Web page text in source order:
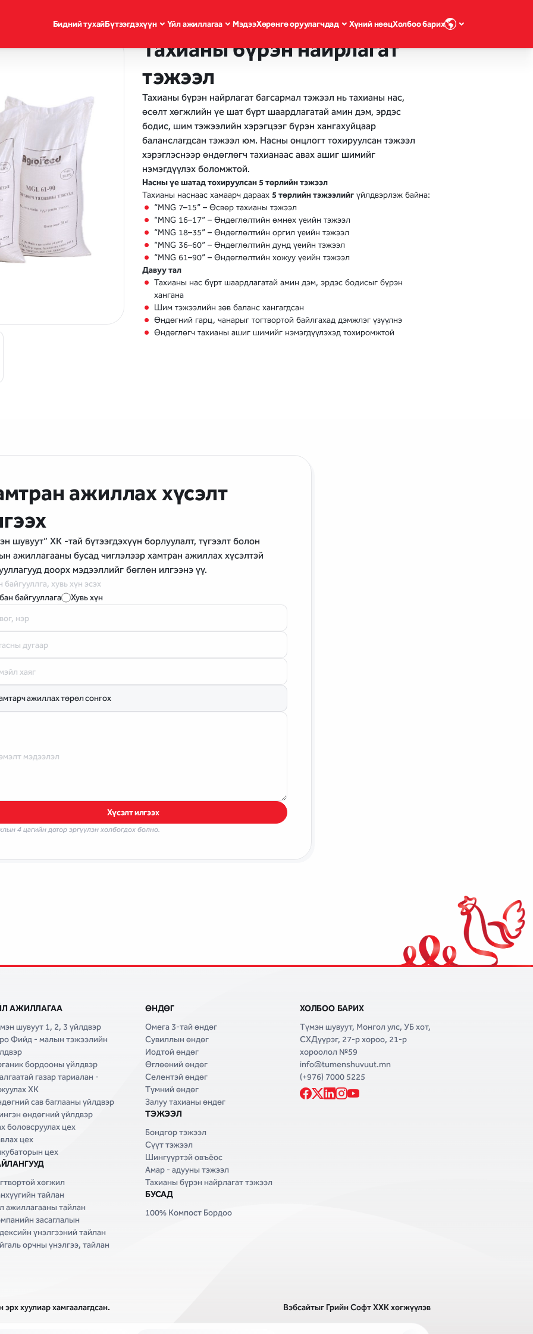
Бидний тухайБүтээгдэхүүн Үйл ажиллагаа МэдээХөрөнгө оруулагчдад Хүний нөөцХолбоо барих
Тахианы бүрэн найрлагат
тэжээл
Тахианы бүрэн найрлагат багсармал тэжээл нь тахианы нас,
өсөлт хөгжлийн үе шат бүрт шаардлагатай амин дэм, эрдэс
бодис, шим тэжээлийн хэрэгцээг бүрэн хангахуйцаар
баланслагдсан тэжээл юм. Насны онцлогт тохируулсан тэжээл
хэрэглэснээр өндөглөгч тахианаас авах ашиг шимийг
нэмэгдүүлэх боломжтой.
Насны үе шатад тохируулсан 5 төрлийн тэжээл
Тахианы наснаас хамаарч дараах 5 төрлийн тэжээлийг үйлдвэрлэж байна:
“MNG 7–15” – Өсвөр тахианы тэжээл
“MNG 16–17” – Өндөглөлтийн өмнөх үеийн тэжээл
“MNG 18–35” – Өндөглөлтийн оргил үеийн тэжээл
“MNG 36–60” – Өндөглөлтийн дунд үеийн тэжээл
“MNG 61–90” – Өндөглөлтийн хожуу үеийн тэжээл
Давуу тал
Тахианы нас бүрт шаардлагатай амин дэм, эрдэс бодисыг бүрэн
хангана
Шим тэжээлийн зөв баланс хангагдсан
Өндөгний гарц, чанарыг тогтвортой байлгахад дэмжлэг үзүүлнэ
Өндөглөгч тахианы ашиг шимийг нэмэгдүүлэхэд тохиромжтой
ажиллах хүсэлт
шувуут” ХК -тай бүтээгдэхүүн борлуулалт, түгээлт болон
ажиллагааны бусад чиглэлээр хамтран ажиллах хүсэлтэй
доорх мэдээллийг бөглөн илгээнэ үү.
байгууллга, хувь хүн эсэх
байгууллага
Хувь хүн
нэр
дугаар
хаяг
мэдээлэл
Хүсэлт илгээх
4 цагийн дотор эргүүлэн холбогдох болно.
АЖИЛЛАГАА
шувуут 1, 2, 3 үйлдвэр
Фийд - малын тэжээлийн
бордооны үйлдвэр
газар тариалан -
ХК
сав баглааны үйлдвэр
өндөгний үйлдвэр
боловсруулах цех
цех
цех
хөгжил
тайлан
ажиллагааны тайлан
засаглалын
үнэлгээний тайлан
орчны үнэлгээ, тайлан
ӨНДӨГ
Омега 3-тай өндөг
Сувиллын өндөг
Иодтой өндөг
Өглөөний өндөг
Селентэй өндөг
Түмний өндөг
Залуу тахианы өндөг
ТЭЖЭЭЛ
Бондгор тэжээл
Сүүт тэжээл
Шингүүртэй овъёос
Амар - адууны тэжээл
Тахианы бүрэн найрлагат тэжээл
БУСАД
100% Компост Бордоо
ХОЛБОО БАРИХ
Түмэн шувуут, Монгол улс, УБ хот,
СХДүүрэг, 27-р хороо, 21-р
хороолол №59
info@tumenshuvuut.mn
(+976) 7000 5225
хуулиар хамгаалагдсан. Вэбсайтыг Грийн Софт ХХКхөгжүүлэв